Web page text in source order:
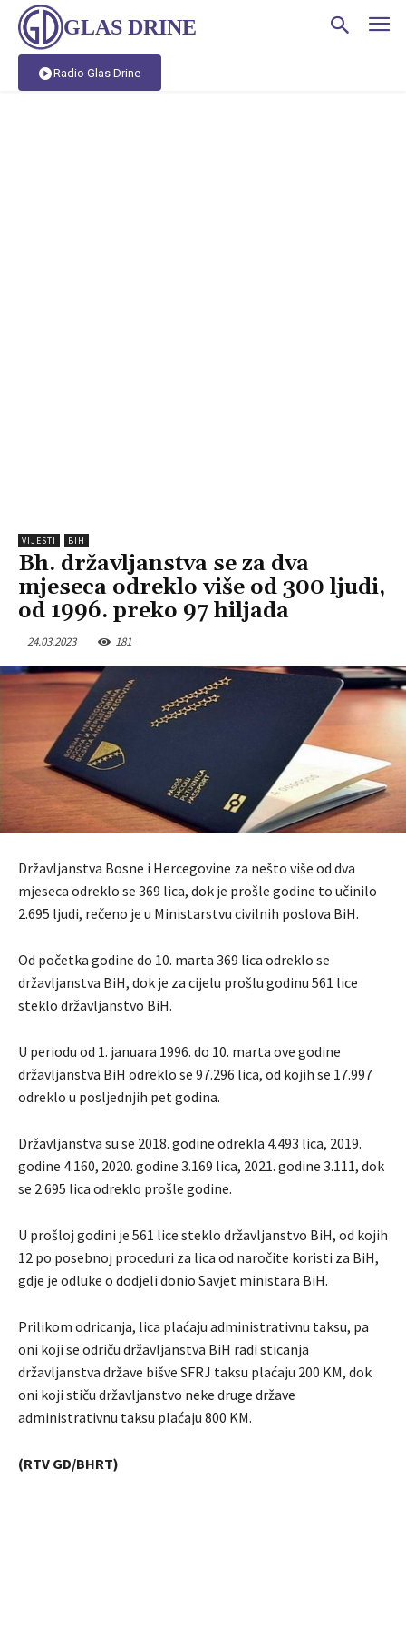
GLAS DRINE
Radio Glas Drine
VIJESTI BIH
Bh. državljanstva se za dva
mjeseca odreklo više od 300 ljudi,
od 1996. preko 97 hiljada
24.03.2023 181
Državljanstva Bosne i Hercegovine za nešto više od dva
mjeseca odreklo se 369 lica, dok je prošle godine to učinilo
2.695 ljudi, rečeno je u Ministarstvu civilnih poslova BiH.
Od početka godine do 10. marta 369 lica odreklo se
državljanstva BiH, dok je za cijelu prošlu godinu 561 lice
steklo državljanstvo BiH.
U periodu od 1. januara 1996. do 10. marta ove godine
državljanstva BiH odreklo se 97.296 lica, od kojih se 17.997
odreklo u posljednjih pet godina.
Državljanstva su se 2018. godine odrekla 4.493 lica, 2019.
godine 4.160, 2020. godine 3.169 lica, 2021. godine 3.111, dok
se 2.695 lica odreklo prošle godine.
U prošloj godini je 561 lice steklo državljanstvo BiH, od kojih
12 po posebnoj proceduri za lica od naročite koristi za BiH,
gdje je odluke o dodjeli donio Savjet ministara BiH.
Prilikom odricanja, lica plaćaju administrativnu taksu, pa
oni koji se odriču državljanstva BiH radi sticanja
državljanstva države bišve SFRJ taksu plaćaju 200 KM, dok
oni koji stiču državljanstvo neke druge države
administrativnu taksu plaćaju 800 KM.
(RTV GD/BHRT)